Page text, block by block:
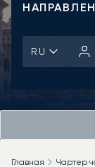
RU
Главная Чартер